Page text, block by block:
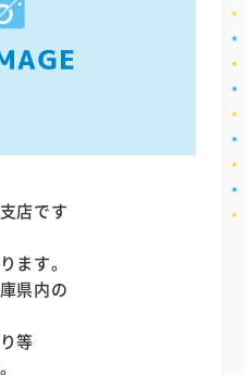
店です
ます。
県内の
等